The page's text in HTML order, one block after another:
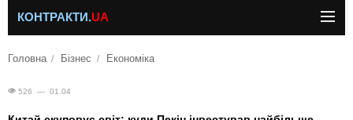
КОНТРАКТИ.UA
Головна Бізнес Економіка
526 — 01.04